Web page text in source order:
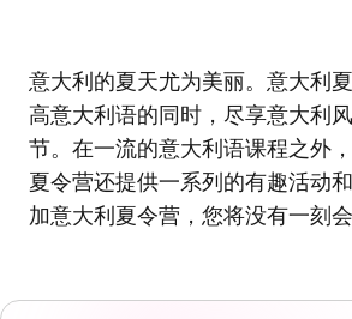
意大利的夏天尤为美丽。意大利
高意大利语的同时，尽享意大利
节。在一流的意大利语课程之外
夏令营还提供一系列的有趣活动
加意大利夏令营，您将没有一刻会